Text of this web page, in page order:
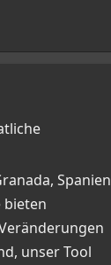
Spanien
bieten
unser Tool